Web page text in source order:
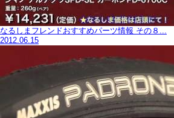
なるしまフレンドおすすめパーツ情報 その８...
2012.06.15